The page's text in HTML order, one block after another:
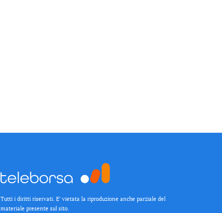
Tutti i diritti riservati. E’ vietata la riproduzione anche parziale del
materiale presente sul sito.